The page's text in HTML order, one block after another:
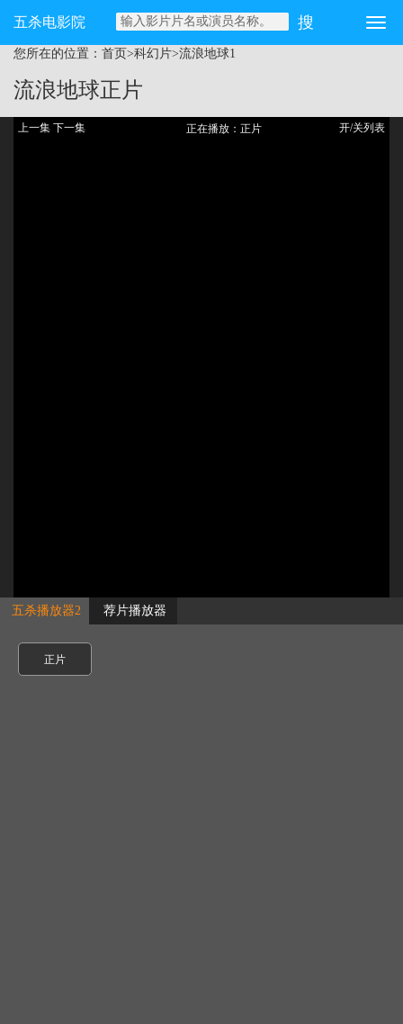
五杀电影院
您所在的位置： 首页>科幻片>流浪地球1
流浪地球正片
上一集 下一集 正在播放：正片 开/关列表
五杀播放器2 荐片播放器
正片